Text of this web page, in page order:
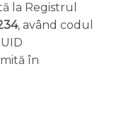
la Registrul
, având codul
în